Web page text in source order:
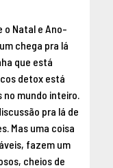
o Natal e Ano-
chega pra lá
que está
detox está
mundo inteiro.
pra lá de
Mas uma coisa
fazem um
cheios de